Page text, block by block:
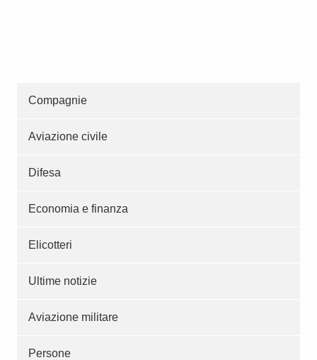
Compagnie
Aviazione civile
Difesa
Economia e finanza
Elicotteri
Ultime notizie
Aviazione militare
Persone